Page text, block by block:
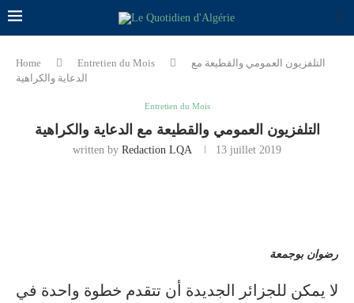
Home Entretien du Mois
التلفزيون العمومي والقطيعة مع
الدعاية والكراهية
Entretien du Mois
التلفزيون العمومي والقطيعة مع الدعاية والكراهية
written by Redaction LQA 13 juillet 2019
رضوان بوجمعة
لا يمكن للجزائر الجديدة أن تتقدم خطوة واحدة في